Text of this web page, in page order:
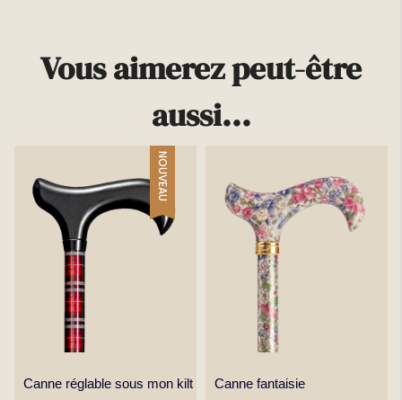
Vous aimerez peut-être
aussi...
NOUVEAU
Canne réglable sous mon kilt
Canne fantaisie